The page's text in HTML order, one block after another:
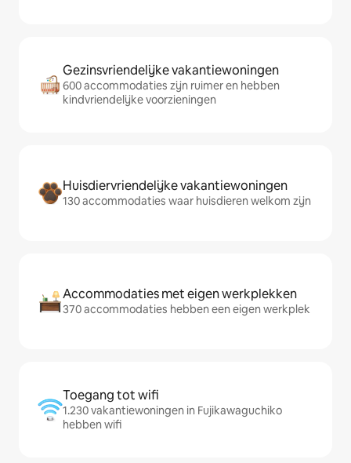
Gezinsvriendelijke vakantiewoningen
600 accommodaties zijn ruimer en hebben
kindvriendelijke voorzieningen
Huisdiervriendelijke vakantiewoningen
130 accommodaties waar huisdieren welkom zijn
Accommodaties met eigen werkplekken
370 accommodaties hebben een eigen werkplek
Toegang tot wifi
1.230 vakantiewoningen in Fujikawaguchiko
hebben wifi